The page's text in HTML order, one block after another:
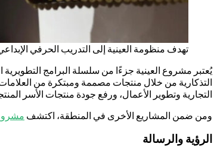
تهدف منظومة العينية إلى التدريب الحرفي
يُعتبر مشروع العينية جزءًا من سلسلة البرامج التطويرية
التذكارية من خلال منتجات مصممة ومبتكرة من
التجارية وتطوير الأعمال، ورفع جودة منتجات الأسر
ومن ضمن المشاريع الأخرى في المنطقة، اكتشف مشروع
الرؤية والرسالة